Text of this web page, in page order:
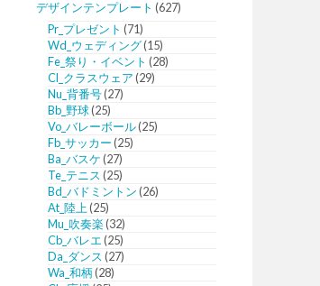
デザインテンプレート (627)
Pr_プレゼント (71)
Wd_ウェディング(15)
Fe_祭り・イベント (28)
Cl_クラスウェア(29)
Nu_背番号(27)
Bb_野球(25)
Vo_バレーボール(25)
Fb_サッカー(25)
Ba_バスケ(27)
Te_テニス(25)
Bd_バドミントン(26)
At_陸上(25)
Mu_吹奏楽(32)
Cb_バレエ(25)
Da_ダンス(27)
Wa_和柄(28)